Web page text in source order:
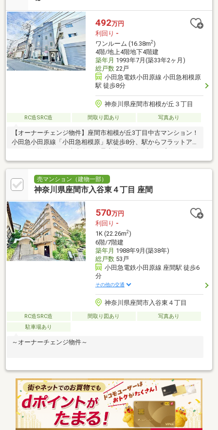
492万円
利回り -
ワンルーム (16.38m2)
4階/地上4階地下4階建
築年月 1993年7月(築33年2ヶ月)
総戸数22戸
小田急電鉄小田原線 小田急相模原
駅 徒歩8分
神奈川県座間市相模が丘３丁目
RC造SRC造 間取り図あり 写真あり
【オーナーチェンジ物件】座間市相模が丘3丁目中古マンション！
小田急小田原線「小田急相模原」駅徒歩8分、駅からフラットアプ
売マンション（建物一部）
神奈川県座間市入谷東４丁目 座間
570万円
利回り -
1K (22.26m2)
6階/7階建
築年月 1988年9月(築38年)
総戸数53戸
小田急電鉄小田原線 座間駅 徒歩6
分
その他の交通
神奈川県座間市入谷東４丁目
RC造SRC造 間取り図あり
写真あり
駐車場あり
～オーナーチェンジ物件～